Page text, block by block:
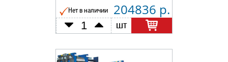
Нет в наличии 204836 р.
шт